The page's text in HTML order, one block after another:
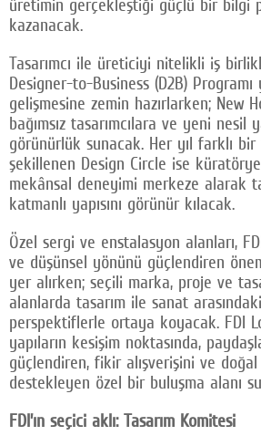
kazanacak.
Tasarımcı ile üreticiyi nitelikli iş
Designer-to-Business (D2B)
gelişmesine zemin hazırlarken; New
bağımsız tasarımcılara ve yeni nesil
görünürlük sunacak. Her yıl farklı
şekillenen Design Circle ise
mekânsal deneyimi merkeze alarak
katmanlı yapısını görünür kılacak.
Özel sergi ve enstalasyon alanları,
ve düşünsel yönünü güçlendiren
yer alırken; seçili marka, proje ve
alanlarda tasarım ile sanat
perspektiflerle ortaya koyacak. FDI
yapıların kesişim noktasında,
güçlendiren, fikir alışverişini ve
destekleyen özel bir buluşma alanı
FDI’ın seçici aklı: Tasarım Komitesi